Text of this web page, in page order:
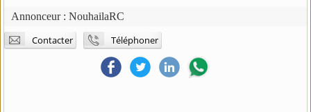
Annonceur :NouhailaRC
Contacter Téléphoner